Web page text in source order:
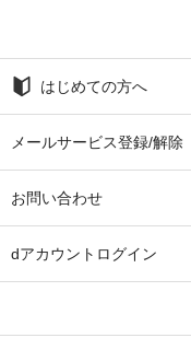
はじめての方へ
メールサービス登録/解除
お問い合わせ
dアカウントログイン